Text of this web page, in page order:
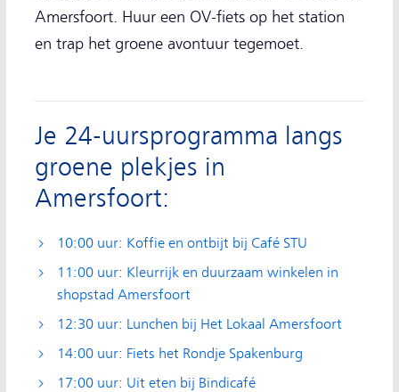
Amersfoort. Huur een OV-fiets op het station
en trap het groene avontuur tegemoet.
Je 24-uursprogramma langs
groene plekjes in
Amersfoort:
10:00 uur: Koffie en ontbijt bij Café STU
11:00 uur: Kleurrijk en duurzaam winkelen in
shopstad Amersfoort
12:30 uur: Lunchen bij Het Lokaal Amersfoort
14:00 uur: Fiets het Rondje Spakenburg
17:00 uur: Uit eten bij Bindicafé